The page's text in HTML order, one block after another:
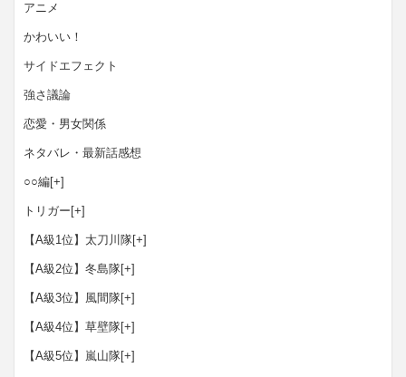
アニメ
かわいい！
サイドエフェクト
強さ議論
恋愛・男女関係
ネタバレ・最新話感想
○○編[+]
トリガー [+]
【A級1位】太刀川隊[+]
【A級2位】冬島隊[+]
【A級3位】風間隊[+]
【A級4位】草壁隊[+]
【A級5位】嵐山隊[+]